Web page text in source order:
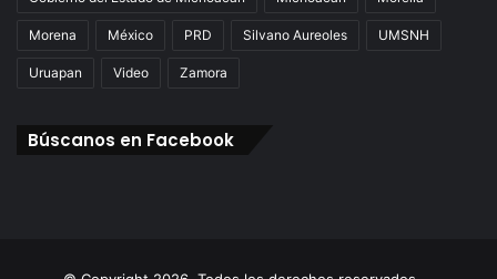
Morena México PRD Silvano Aureoles UMSNH
Uruapan Video Zamora
Búscanos en Facebook